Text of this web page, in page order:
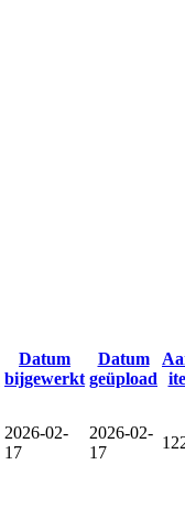
Datum
bijgewerkt
Datum
geüpload
2026-02-
17
2026-02-
17